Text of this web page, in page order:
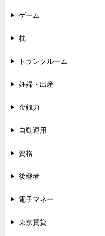
ゲーム
枕
トランクルーム
妊婦・出産
金銭力
自動運用
資格
後継者
電子マネー
東京賃貸